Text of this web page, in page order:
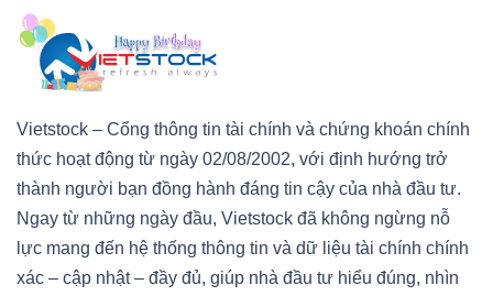
Vietstock – Cổng thông tin tài chính và chứng khoán chính
thức hoạt động từ ngày 02/08/2002, với định hướng trở
thành người bạn đồng hành đáng tin cậy của nhà đầu tư.
Ngay từ những ngày đầu, Vietstock đã không ngừng nỗ
lực mang đến hệ thống thông tin và dữ liệu tài chính chính
xác – cập nhật – đầy đủ, giúp nhà đầu tư hiểu đúng, nhìn